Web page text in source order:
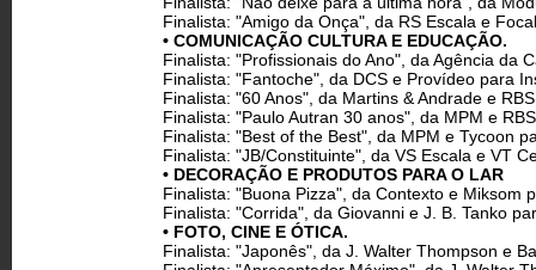
Finalista: "Amigo da Onça", da RS Escala e
• COMUNICAÇÃO CULTURA E EDUCAÇÃO.
Finalista: "Profissionais do Ano", da Agência da
Finalista: "Fantoche", da DCS e Provídeo para
Finalista: "60 Anos", da Martins & Andrade e
Finalista: "Paulo Autran 30 anos", da MPM e
Finalista: "Best of the Best", da MPM e Tycoon
Finalista: "JB/Constituinte", da VS Escala e VT
• DECORAÇÃO E PRODUTOS PARA O LAR
Finalista: "Buona Pizza", da Contexto e Miksom
Finalista: "Corrida", da Giovanni e J. B. Tanko
• FOTO, CINE E ÓTICA.
Finalista: "Japonês", da J. Walter Thompson e